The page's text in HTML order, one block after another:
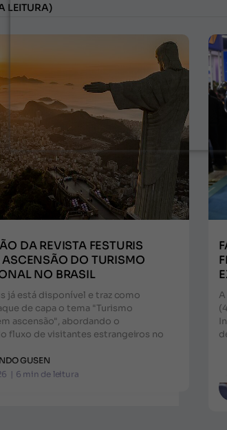
LEITURA)
DA REVISTA FESTURIS
DO TURISMO
NO BRASIL
já está disponível e traz como
de capa o tema "Turismo
ascensão", abordando o
fluxo de visitantes estrangeiros no
GUSEN
| 6 min de leitura